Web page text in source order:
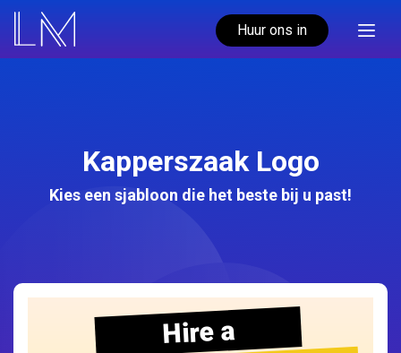
Huur ons in
Kapperszaak Logo
Kies een sjabloon die het beste bij u past!
Hire a